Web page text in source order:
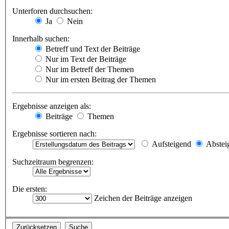
Unterforen durchsuchen:
Ja
Nein
Innerhalb suchen:
Betreff und Text der Beiträge
Nur im Text der Beiträge
Nur im Betreff der Themen
Nur im ersten Beitrag der Themen
Ergebnisse anzeigen als:
Beiträge
Themen
Ergebnisse sortieren nach:
Aufsteigend
Suchzeitraum begrenzen:
Die ersten:
Zeichen der Beiträge anzeigen